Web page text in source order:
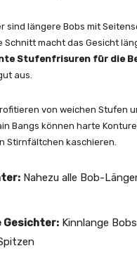
sind längere Bobs mit
Schnitt macht das Gesicht
Stufenfrisuren für die
aus.
von weichen Stufen
Bangs können harte
Stirnfältchen kaschieren.
Nahezu alle Bob-
Gesichter: Kinnlange